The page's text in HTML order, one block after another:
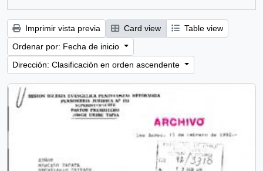
Imprimir vista previa Card view
Table view
Ordenar por: Fecha de inicio
Dirección: Clasificación en orden ascendente